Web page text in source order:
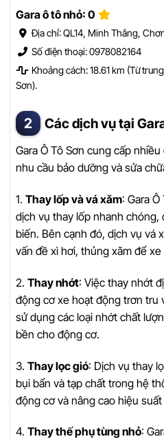
Gara ô tô nhỏ: 0
Địa chỉ: QL14, Minh Thắng,
Số điện thoại: 0978082164
Khoảng cách: 18.61 km (Từ
Sơn).
Các dịch vụ tại
Gara Ô Tô Sơn cung cấp
nhu cầu bảo dưỡng và sửa
1. Thay lốp và vá xăm: Gara
dịch vụ thay lốp nhanh
biến. Bên cạnh đó, dịch vụ vá
vấn đề xì hơi, thủng xăm để
2. Thay nhớt: Việc thay nhớt
động cơ xe hoạt động trơn tru
sử dụng các loại nhớt chất
bền cho động cơ.
3. Thay lọc gió: Dịch vụ thay
bụi bẩn và tạp chất trong hệ
động cơ và nâng cao hiệu
4. Thay thế phụ tùng nhỏ: